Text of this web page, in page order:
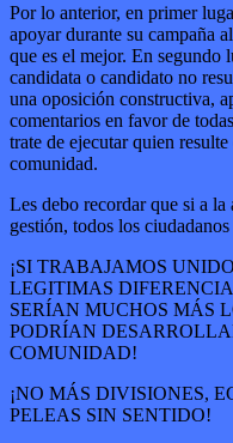
Por lo anterior, en primer
apoyar durante su campaña
que es el mejor. En segundo
candidata o candidato no
una oposición constructiva,
comentarios en favor de
trate de ejecutar quien
comunidad.
Les debo recordar que si a
gestión, todos los
¡SI TRABAJAMOS
LEGITIMAS
SERÍAN MUCHOS MÁS
PODRÍAN
COMUNIDAD!
¡NO MÁS DIVISIONES,
PELEAS SIN SENTIDO!